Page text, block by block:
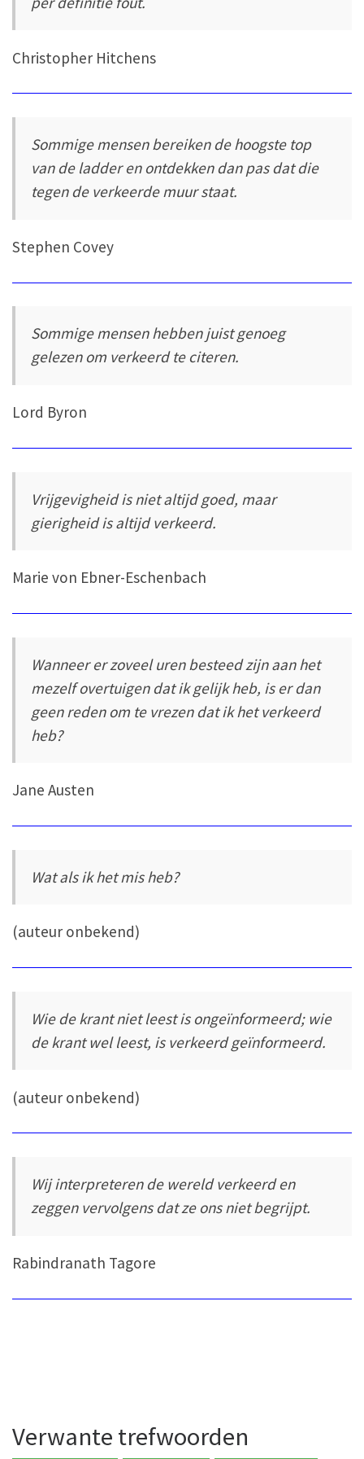
Christopher Hitchens
Sommige mensen bereiken de hoogste top
van de ladder en ontdekken dan pas dat die
tegen de verkeerde muur staat.
Stephen Covey
Sommige mensen hebben juist genoeg
gelezen om verkeerd te citeren.
Lord Byron
Vrijgevigheid is niet altijd goed, maar
gierigheid is altijd verkeerd.
Marie von Ebner-Eschenbach
Wanneer er zoveel uren besteed zijn aan het
mezelf overtuigen dat ik gelijk heb, is er dan
geen reden om te vrezen dat ik het verkeerd
heb?
Jane Austen
Wat als ik het mis heb?
(auteur onbekend)
Wie de krant niet leest is ongeïnformeerd; wie
de krant wel leest, is verkeerd geïnformeerd.
(auteur onbekend)
Wij interpreteren de wereld verkeerd en
zeggen vervolgens dat ze ons niet begrijpt.
Rabindranath Tagore
Verwante trefwoorden